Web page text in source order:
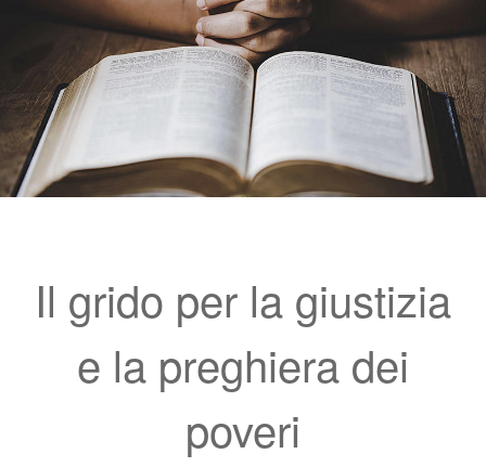
Il grido per la giustizia
e la preghiera dei
poveri